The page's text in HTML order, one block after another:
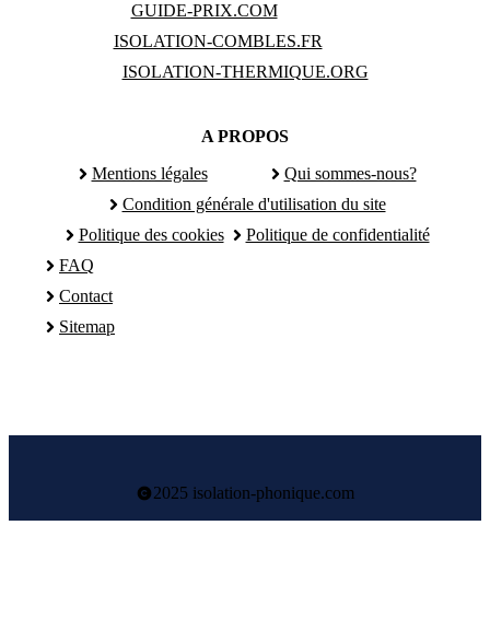
GUIDE-PRIX.COM
ISOLATION-COMBLES.FR
ISOLATION-THERMIQUE.ORG
A PROPOS
Mentions légales
Qui sommes-nous?
Condition générale d'utilisation du site
Politique des cookies
Politique de confidentialité
FAQ
Contact
Sitemap
2025 isolation-phonique.com